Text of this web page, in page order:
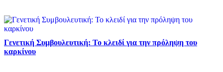
Γενετική Συμβουλευτική: Το κλειδί για την πρόληψη του
καρκίνου